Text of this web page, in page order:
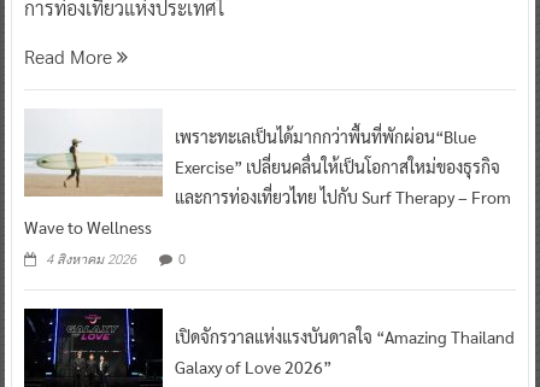
การท่องเที่ยวแห่งประเทศไ
Read More
เพราะทะเลเป็นได้มากกว่าพื้นที่พักผ่อน“Blue
Exercise” เปลี่ยนคลื่นให้เป็นโอกาสใหม่ของธุรกิจ
และการท่องเที่ยวไทย ไปกับ Surf Therapy – From
Wave to Wellness
4 สิงหาคม 2026 0
เปิดจักรวาลแห่งแรงบันดาลใจ “Amazing Thailand
Galaxy of Love 2026”